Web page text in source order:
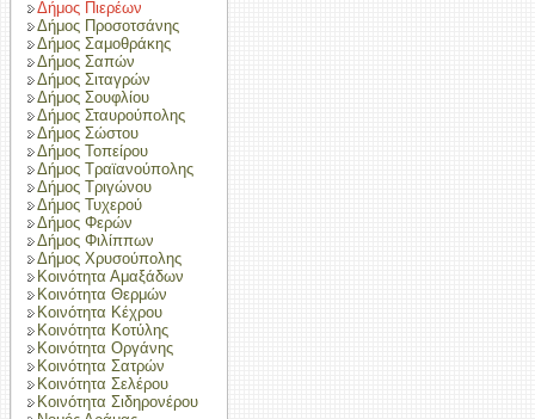
Δήμος Πιερέων
Δήμος Προσοτσάνης
Δήμος Σαμοθράκης
Δήμος Σαπών
Δήμος Σιταγρών
Δήμος Σουφλίου
Δήμος Σταυρούπολης
Δήμος Σώστου
Δήμος Τοπείρου
Δήμος Τραϊανούπολης
Δήμος Τριγώνου
Δήμος Τυχερού
Δήμος Φερών
Δήμος Φιλίππων
Δήμος Χρυσούπολης
Κοινότητα Αμαξάδων
Κοινότητα Θερμών
Κοινότητα Κέχρου
Κοινότητα Κοτύλης
Κοινότητα Οργάνης
Κοινότητα Σατρών
Κοινότητα Σελέρου
Κοινότητα Σιδηρονέρου